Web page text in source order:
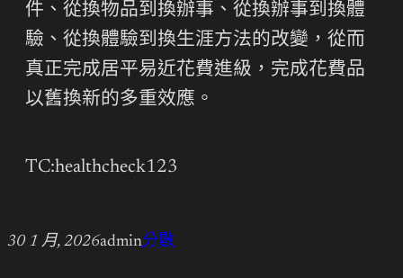
件、從換物品到換辦事、從換辦事到換體
驗、從換體驗到換生涯方法的改變，從而
真正完成居平易近花費進級，完成花費品
以舊換新的多重效應。
TC:healthcheck123
30 1 月, 2026admin分數